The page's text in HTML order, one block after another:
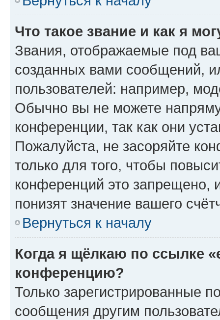
Что такое звание и как я
Звания, отображаемые под
созданных вами сообщений,
пользователей: например,
Обычно вы не можете
конференции, так как они
Пожалуйста, не засоряйте
только для того, чтобы
конференций это запрещено,
понизят значение вашего
Вернуться к началу
Когда я щёлкаю по ссылке
конференцию?
Только зарегистрированные
сообщения другим